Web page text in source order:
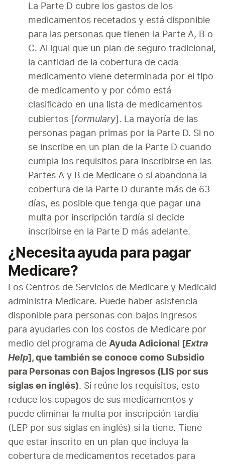
La Parte D cubre los gastos de los
medicamentos recetados y está disponible
para las personas que tienen la Parte A, B o
C. Al igual que un plan de seguro tradicional,
la cantidad de la cobertura de cada
medicamento viene determinada por el tipo
de medicamento y por cómo está
clasificado en una lista de medicamentos
cubiertos [ formulary ]. La mayoría de las
personas pagan primas por la Parte D. Si no
se inscribe en un plan de la Parte D cuando
cumpla los requisitos para inscribirse en las
Partes A y B de Medicare o si abandona la
cobertura de la Parte D durante más de 63
días, es posible que tenga que pagar una
multa por inscripción tardía si decide
inscribirse en la Parte D más adelante.
¿Necesita ayuda para pagar
Medicare?
Los Centros de Servicios de Medicare y Medicaid
administra Medicare. Puede haber asistencia
disponible para personas con bajos ingresos
para ayudarles con los costos de Medicare por
medio del programa de Ayuda Adicional [Extra
Help], que también se conoce como Subsidio
para Personas con Bajos Ingresos (LIS por sus
siglas en inglés). Si reúne los requisitos, esto
reduce los copagos de sus medicamentos y
puede eliminar la multa por inscripción tardía
(LEP por sus siglas en inglés) si la tiene. Tiene
que estar inscrito en un plan que incluya la
cobertura de medicamentos recetados para